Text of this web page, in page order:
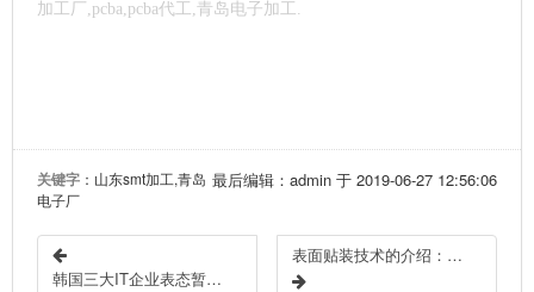
加工厂,pcba,pcba代工,青岛电子加工.
最后编辑：admin 于 2019-06-27 12:56:06
关键字 ：山东smt加工,青岛
电子厂
韩国三大IT企业表态暂不中断向华为供货
表面贴装技术的介绍：SMT基础入门之必读